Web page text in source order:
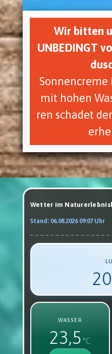
Wir bit­ten
UNBEDINGT
mit hohen
ren scha­det
Wet­ter im
Stand: 06.08.2026 09:07 Uhr
WASSER
23,5 °C